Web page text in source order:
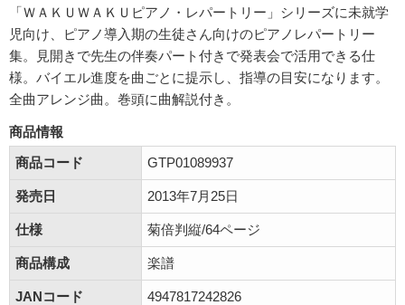
「ＷＡＫＵＷＡＫＵピアノ・レパートリー」シリーズに未就学
児向け、ピアノ導入期の生徒さん向けのピアノレパートリー
集。見開きで先生の伴奏パート付きで発表会で活用できる仕
様。バイエル進度を曲ごとに提示し、指導の目安になります。
全曲アレンジ曲。巻頭に曲解説付き。
商品情報
商品コード
GTP01089937
発売日 2013年7月25日
仕様 菊倍判縦/64ページ
商品構成 楽譜
JANコード 4947817242826